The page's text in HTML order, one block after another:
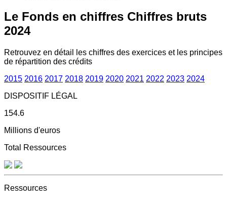
Le Fonds en chiffres Chiffres bruts
2024
Retrouvez en détail les chiffres des exercices et les principes
de répartition des crédits
2015 2016 2017 2018 2019 2020 2021 2022 2023 2024
DISPOSITIF LÉGAL
154.6
Millions d'euros
Total Ressources
Ressources